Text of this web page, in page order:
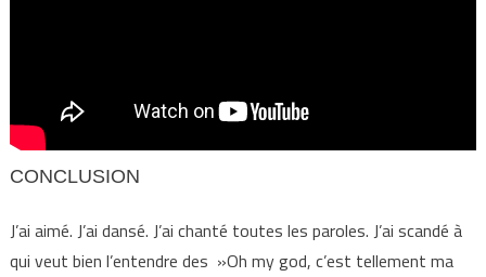
CONCLUSION
J’ai aimé. J’ai dansé. J’ai chanté toutes les paroles. J’ai scandé à
qui veut bien l’entendre des »Oh my god, c’est tellement ma